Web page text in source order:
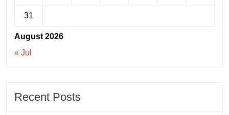
August 2026
31
« Jul
Recent Posts